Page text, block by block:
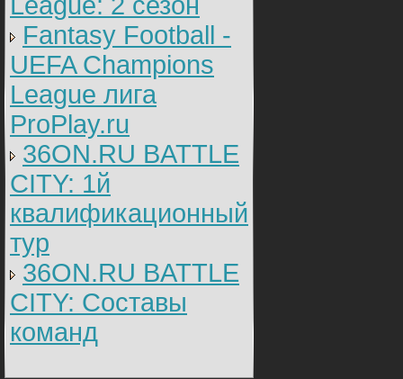
Fantasy Football -
UEFA Champions
League лига
ProPlay.ru
36ON.RU BATTLE
CITY: 1й
квалификационный
тур
36ON.RU BATTLE
CITY: Составы
команд